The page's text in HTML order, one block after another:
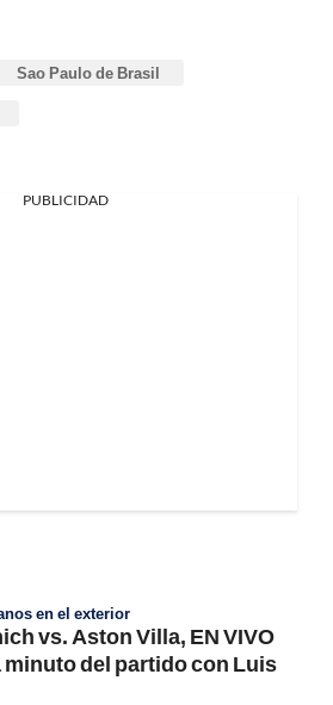
Sao Paulo de Brasil
PUBLICIDAD
en el exterior
vs. Aston Villa, EN VIVO
minuto del partido con Luis